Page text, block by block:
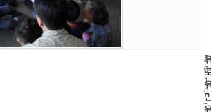
5
0
2
0
1
0
-